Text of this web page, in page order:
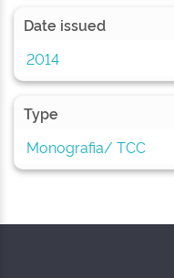
Date issued
2014
Type
Monografia/ TCC